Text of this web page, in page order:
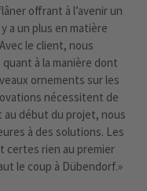
offrant à l’avenir un
a un plus en matière
le client, nous
à la manière dont
ornements sur les
nécessitent de
au début du projet, nous
à des solutions. Les
certes rien au premier
le coup à Dübendorf.»